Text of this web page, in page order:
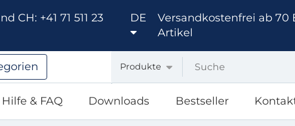
CH: +41 71 511 23
DE
Versandkostenfrei ab 70
Artikel
Produkte
Hilfe & FAQ Downloads Bestseller